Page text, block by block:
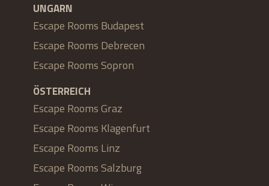
UNGARN
Escape Rooms Budapest
Escape Rooms Debrecen
Escape Rooms Sopron
ÖSTERREICH
Escape Rooms Graz
Escape Rooms Klagenfurt
Escape Rooms Linz
Escape Rooms Salzburg